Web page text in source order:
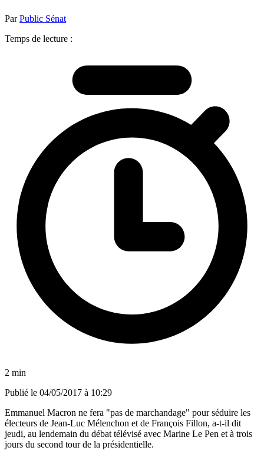
ParPublic Sénat
Temps de lecture :
2 min
Publié le 04/05/2017 à 10:29
Emmanuel Macron ne fera "pas de marchandage" pour séduire les
électeurs de Jean-Luc Mélenchon et de François Fillon, a-t-il dit
jeudi, au lendemain du débat télévisé avec Marine Le Pen et à trois
jours du second tour de la présidentielle.